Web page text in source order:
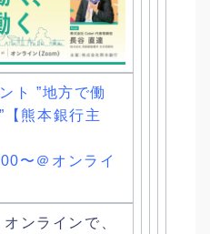
ト ”地方で働
【熊本銀行主
〜＠オンライ
ンラインで、